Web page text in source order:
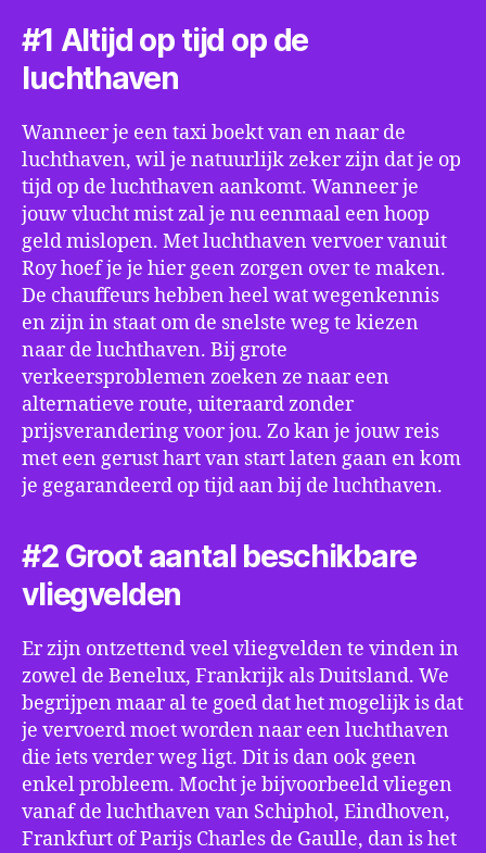
#1 Altijd op tijd op de
luchthaven
Wanneer je een taxi boekt van en naar de
luchthaven, wil je natuurlijk zeker zijn dat je op
tijd op de luchthaven aankomt. Wanneer je
jouw vlucht mist zal je nu eenmaal een hoop
geld mislopen. Met luchthaven vervoer vanuit
Roy hoef je je hier geen zorgen over te maken.
De chauffeurs hebben heel wat wegenkennis
en zijn in staat om de snelste weg te kiezen
naar de luchthaven. Bij grote
verkeersproblemen zoeken ze naar een
alternatieve route, uiteraard zonder
prijsverandering voor jou. Zo kan je jouw reis
met een gerust hart van start laten gaan en kom
je gegarandeerd op tijd aan bij de luchthaven.
#2 Groot aantal beschikbare
vliegvelden
Er zijn ontzettend veel vliegvelden te vinden in
zowel de Benelux, Frankrijk als Duitsland. We
begrijpen maar al te goed dat het mogelijk is dat
je vervoerd moet worden naar een luchthaven
die iets verder weg ligt. Dit is dan ook geen
enkel probleem. Mocht je bijvoorbeeld vliegen
vanaf de luchthaven van Schiphol, Eindhoven,
Frankfurt of Parijs Charles de Gaulle, dan is het